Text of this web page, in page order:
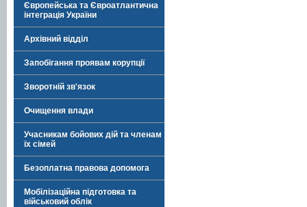
Європейська та Євроатлантична
інтеграція України
Архівний відділ
Запобігання проявам корупції
Зворотній зв'язок
Очищення влади
Учасникам бойових дій та членам
їх сімей
Безоплатна правова допомога
Мобілізаційна підготовка та
військовий облік